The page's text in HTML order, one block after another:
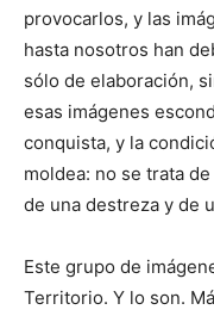
provocarlos, y las
hasta nosotros han
sólo de elaboración,
esas imágenes
conquista, y la
moldea: no se trata
de una destreza y de
Este grupo de
Territorio. Y lo son.